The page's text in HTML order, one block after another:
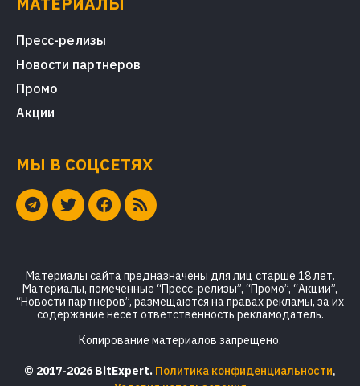
Пресс-релизы
Новости партнеров
Промо
Акции
МЫ В СОЦСЕТЯХ
Материалы сайта предназначены для лиц старше 18 лет.
Материалы, помеченные “Пресс-релизы”, “Промо”, “Акции”,
“Новости партнеров”, размещаются на правах рекламы, за их
содержание несет ответственность рекламодатель.
Копирование материалов запрещено.
© 2017-2026 BitExpert. Политика конфиденциальности,